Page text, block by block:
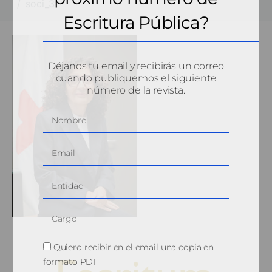
Escritura Pública?
Déjanos tu email y recibirás un correo
cuando publiquemos el siguiente
número de la revista.
Quiero recibir en el email una copia en
formato PDF